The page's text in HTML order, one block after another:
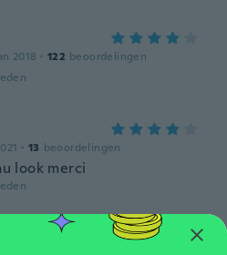
2018 · 122 beoordelingen
· 13 beoordelingen
look merci